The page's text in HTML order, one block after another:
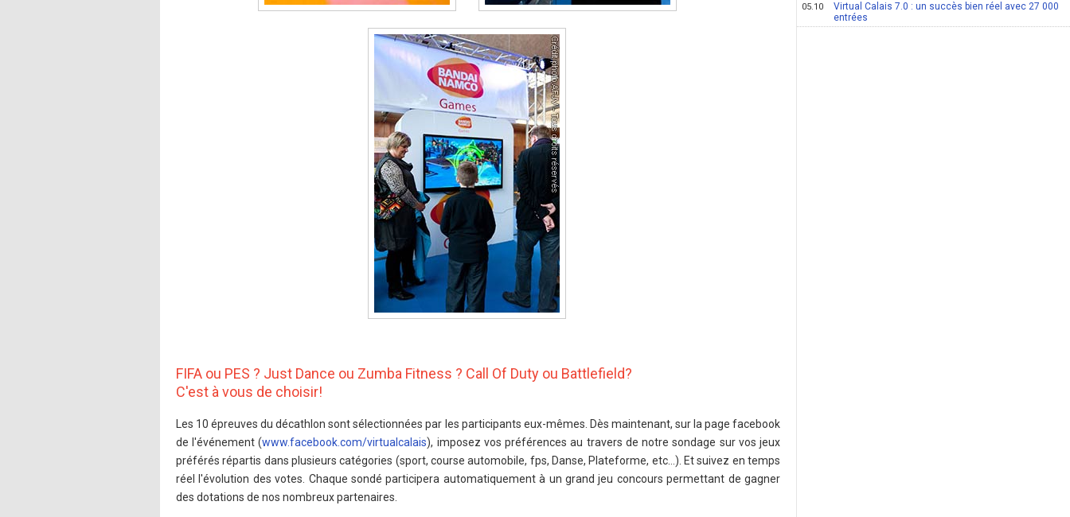
FIFA ou PES ? Just Dance ou Zumba Fitness ? Call Of Duty ou Battlefield?
C'est à vous de choisir!
Les 10 épreuves du décathlon sont sélectionnées par les participants eux-mêmes. Dès maintenant, sur la page facebook
de l'événement (www.facebook.com/virtualcalais), imposez vos préférences au travers de notre sondage sur vos jeux
préférés répartis dans plusieurs catégories (sport, course automobile, fps, Danse, Plateforme, etc…). Et suivez en temps
réel l'évolution des votes. Chaque sondé participera automatiquement à un grand jeu concours permettant de gagner
des dotations de nos nombreux partenaires.
05.10
Virtual Calais 7.0 : un succès bien réel avec 27 000
entrées